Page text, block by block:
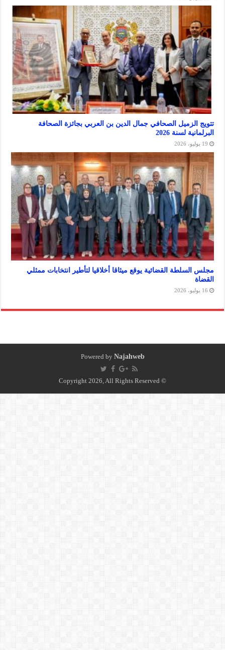
الصحافي جمال الدين بن العربي بجائزة الصحافة
لسنة 2026
القضائية يوقع ميثاقا أخلاقيا لتأطير انتخابات ممثلي
Powered by